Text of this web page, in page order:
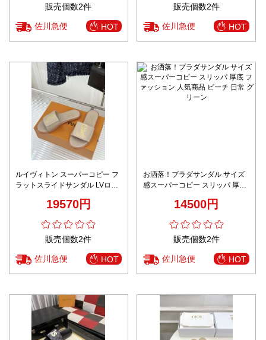
販売個数2件
佐川急便 HOT
販売個数2件
佐川急便 HOT
ルイヴィトン スーパーコピー フ
ラットスライドサンダル LVロゴ
19570円
販売個数2件
佐川急便 HOT
お洒落！プラダサンダル サイズ
感スーパーコピー スリッパ 厚底
常 グリーン14500円
販売個数2件
佐川急便 HOT